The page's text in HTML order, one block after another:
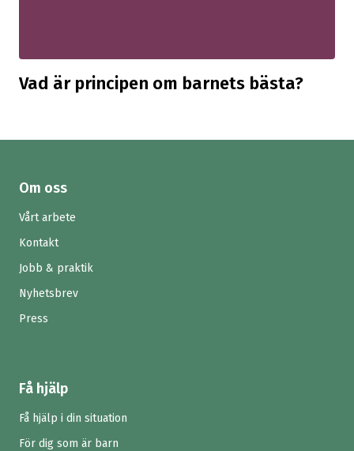
Vad är principen om barnets bästa?
Om oss
Vårt arbete
Kontakt
Jobb & praktik
Nyhetsbrev
Press
Få hjälp
Få hjälp i din situation
För dig som är barn